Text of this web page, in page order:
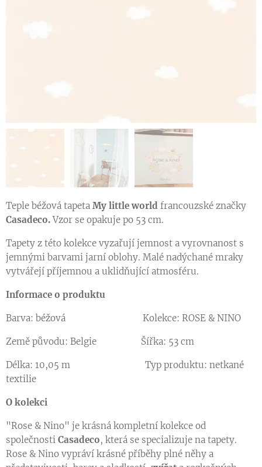
Ukázka vzoru tapety v jiné barevné variantě
Teple béžová tapeta My little world francouzské značky
Casadeco.Vzor se opakuje po 53 cm.
Tapety z této kolekce vyzařují jemnost a vyrovnanost s
jemnými barvami jarní oblohy. Malé nadýchané mraky
vytvářejí příjemnou a uklidňující atmosféru.
Informace o produktu
Barva: béžová Kolekce: ROSE & NINO
Země původu: Belgie Šířka: 53 cm
Délka: 10,05 m Typ produktu: netkané
textilie
O kolekci
"Rose & Nino" je krásná kompletní kolekce od
společnosti Casadeco, která se specializuje na tapety.
Rose & Nino vypráví krásné příběhy plné něhy a